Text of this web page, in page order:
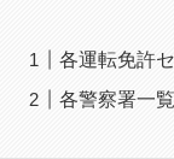
各運転免許
各警察署一覧